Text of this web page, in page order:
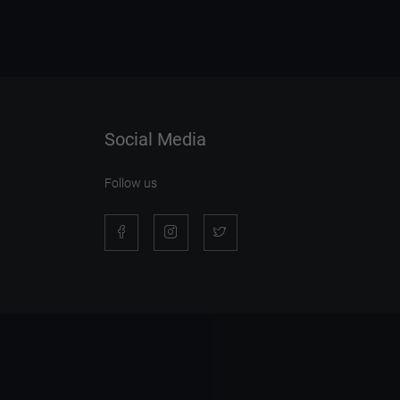
Social Media
Follow us